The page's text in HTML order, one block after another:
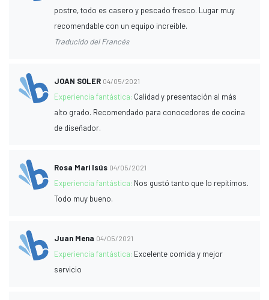
postre, todo es casero y pescado fresco. Lugar muy
recomendable con un equipo increíble.
Traducido del Francés
JOAN SOLER 04/05/2021
Experiencia fantástica: Calidad y presentación al más
alto grado. Recomendado para conocedores de cocina
de diseñador.
Rosa Mari Isús 04/05/2021
Experiencia fantástica: Nos gustó tanto que lo repitimos.
Todo muy bueno.
Juan Mena 04/05/2021
Experiencia fantástica: Excelente comida y mejor
servicio